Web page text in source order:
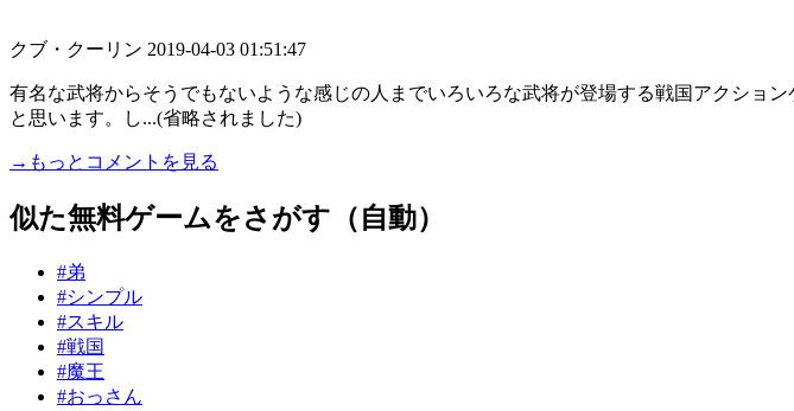
クブ・クーリン 2019-04-03 01:51:47
有名な武将からそうでもないような感じの人までいろいろな武将が登場する戦国アクショ
と思います。し...(省略されました)
→もっとコメントを見る
似た無料ゲームをさがす（自動）
#弟
#シンプル
#スキル
#戦国
#魔王
#おっさん